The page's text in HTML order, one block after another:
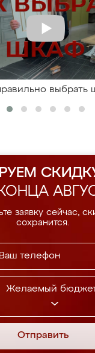
выбрать
заявку сейчас,
сохранится.
Желаемый
Отправить